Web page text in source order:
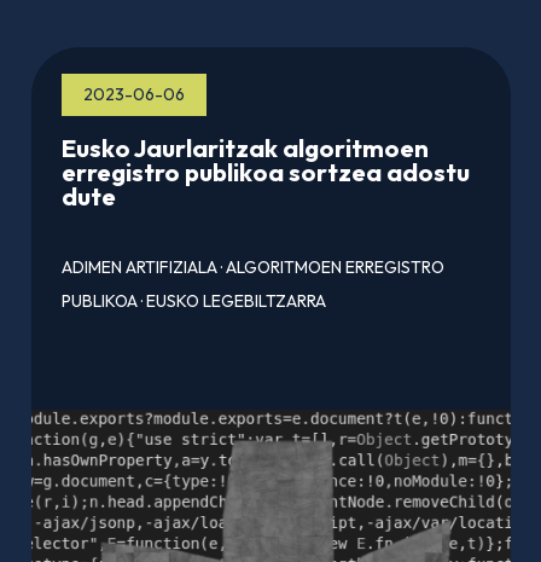
2023-06-06
Eusko Jaurlaritzak algoritmoen
erregistro publikoa sortzea adostu
dute
ADIMEN ARTIFIZIALA·ALGORITMOEN ERREGISTRO
PUBLIKOA·EUSKO LEGEBILTZARRA